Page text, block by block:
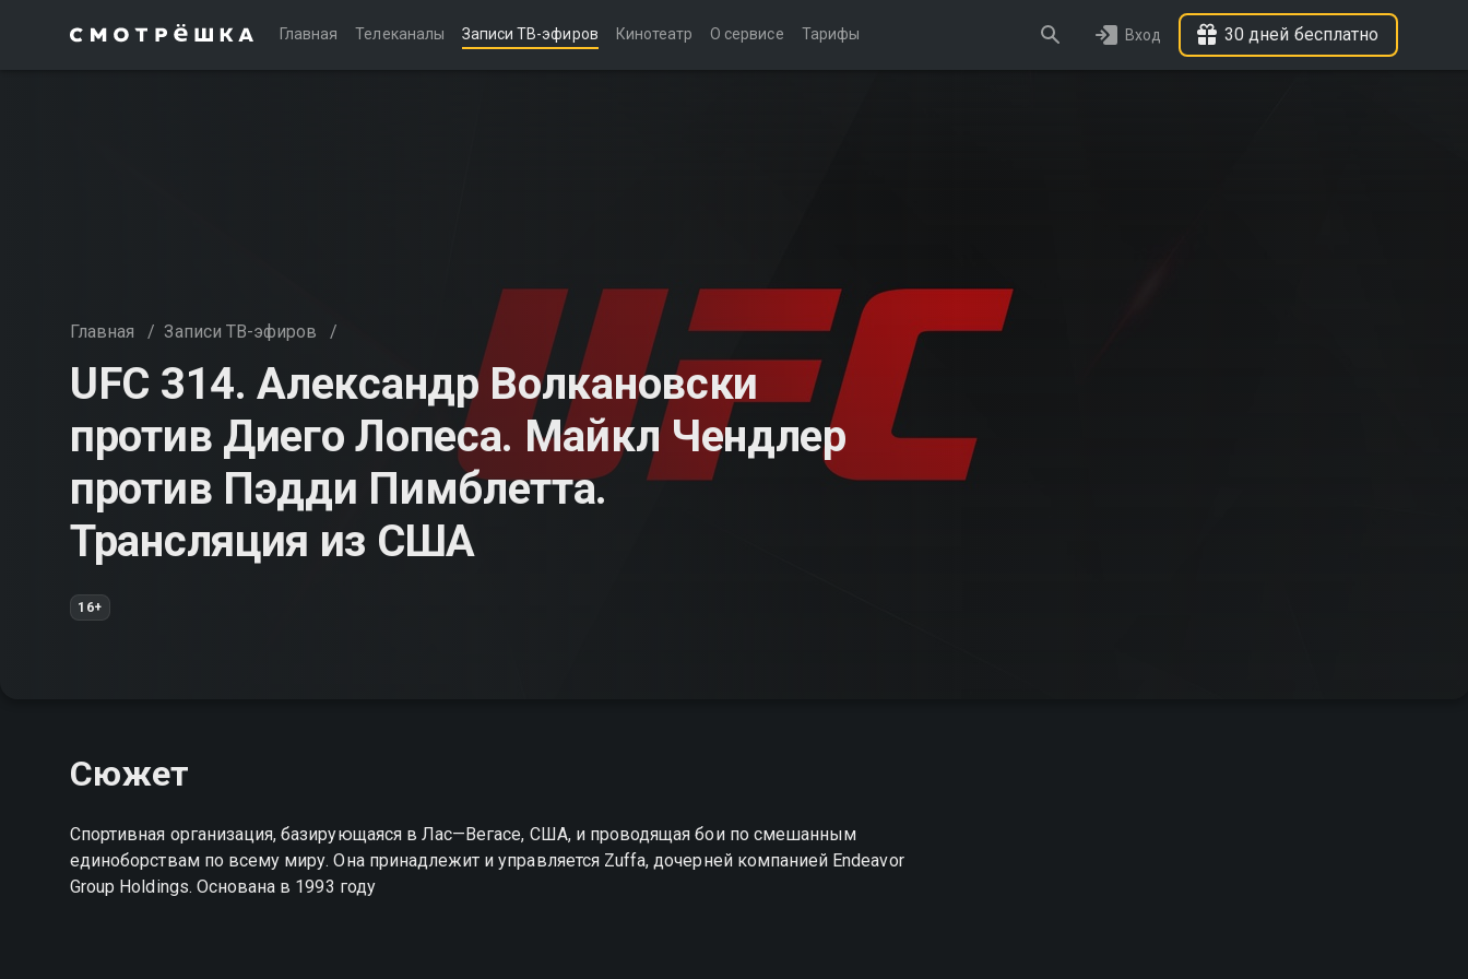
Главная Телеканалы Записи ТВ-эфиров Кинотеатр О сервисе Тарифы Вход 30 дней бесплатно
Главная / Записи ТВ-эфиров /
UFC 314. Александр Волкановски
против Диего Лопеса. Майкл Чендлер
против Пэдди Пимблетта.
Трансляция из США
16+
Сюжет
Спортивная организация, базирующаяся в Лас—Вегасе, США, и проводящая бои по смешанным
единоборствам по всему миру. Она принадлежит и управляется Zuffa, дочерней компанией Endeavor
Group Holdings. Основана в 1993 году